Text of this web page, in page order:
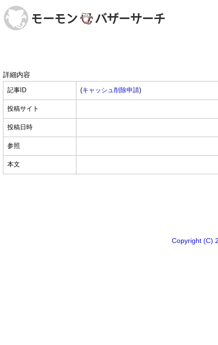
詳細内容
記事ID (キャッシュ削除申請)
投稿サイト
投稿日時
参照
本文
Copyright (C)